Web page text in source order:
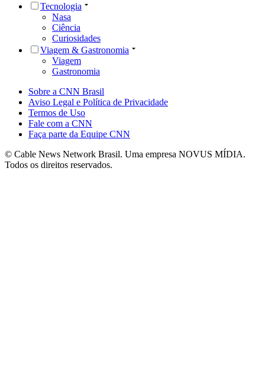
Tecnologia
Nasa
Ciência
Curiosidades
Viagem & Gastronomia
Viagem
Gastronomia
Sobre a CNN Brasil
Aviso Legal e Política de Privacidade
Termos de Uso
Fale com a CNN
Faça parte da Equipe CNN
© Cable News Network Brasil. Uma empresa NOVUS MÍDIA.
Todos os direitos reservados.